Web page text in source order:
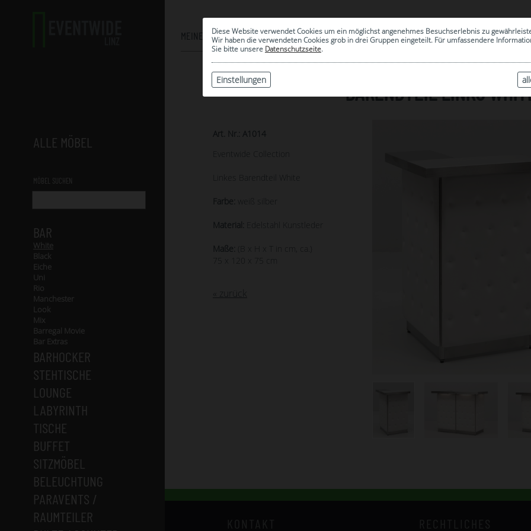
Diese Website verwendet Cookies um ein möglichst angenehmes Besuchserlebnis zu
Wir haben die verwendeten Cookies grob in drei Gruppen eingeteilt. Für umfassendere
Sie bitte unsere Datenschutzseite.
Einstellungen
ALLE MÖBEL
MÖBEL SUCHEN
BAR
White
Black
Eiche
Uni
Rio
Manchester
Look
Mix
Barregal Movie
Bar Extras
BARHOCKER
STEHTISCHE
LOUNGE
LABYRINTH
TISCHE
BUFFET
SITZMÖBEL
BELEUCHTUNG
PARAVENTS /
RAUMTEILER
MEINE AUSWAHL
0
| ARCHIV
BARENDTEIL LINKS
Art. Nr.: A1014
Eventwide Collection
Linkes Barendteil White
Farbe:
Material: Edelstahl Kunstleder
Maße:
(B x H x T in cm, ca.)
« zurück